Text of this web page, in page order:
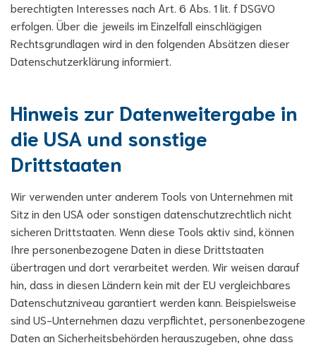
berechtigten Interesses nach Art. 6 Abs. 1 lit. f DSGVO
erfolgen. Über die jeweils im Einzelfall einschlägigen
Rechtsgrundlagen wird in den folgenden Absätzen dieser
Datenschutzerklärung informiert.
Hinweis zur Datenweitergabe in
die USA und sonstige
Drittstaaten
Wir verwenden unter anderem Tools von Unternehmen mit
Sitz in den USA oder sonstigen datenschutzrechtlich nicht
sicheren Drittstaaten. Wenn diese Tools aktiv sind, können
Ihre personenbezogene Daten in diese Drittstaaten
übertragen und dort verarbeitet werden. Wir weisen darauf
hin, dass in diesen Ländern kein mit der EU vergleichbares
Datenschutzniveau garantiert werden kann. Beispielsweise
sind US-Unternehmen dazu verpflichtet, personenbezogene
Daten an Sicherheitsbehörden herauszugeben, ohne dass